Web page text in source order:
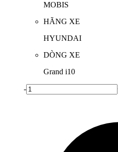
MOBIS
HÃNG XE
HYUNDAI
DÒNG XE
Grand i10
-